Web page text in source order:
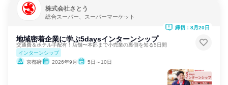
株式会社さとう
総合スーパー、スーパーマーケット
地域密着企業に学ぶ5daysインターンシップ
交通費＆ホテル手配有！店舗〜本部まで小売業の裏側を知る5日間
インターンシップ
京都府
2026年9月 5日～10日
締切：8月20日